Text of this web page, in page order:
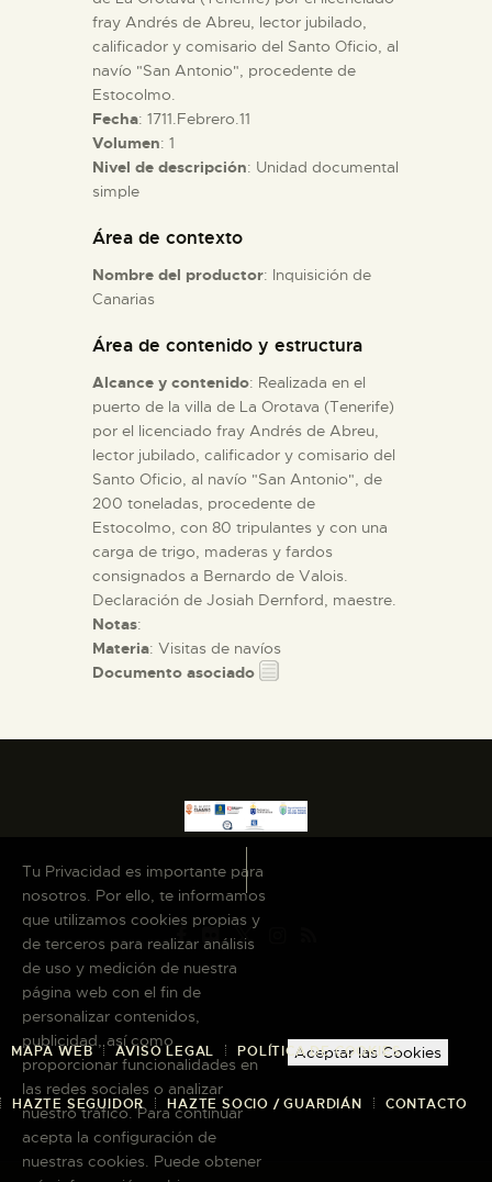
EL MUSEO
COLECCIONES
DIDÁCTICA
fray Andrés de Abreu, lector jubilado,
calificador y comisario del Santo Oficio, al
navío "San Antonio", procedente de
Estocolmo.
Fecha: 1711.Febrero.11
Volumen: 1
Nivel de descripción: Unidad documental
simple
Área de contexto
Nombre del productor: Inquisición de
Canarias
Área de contenido y estructura
Alcance y contenido: Realizada en el
puerto de la villa de La Orotava (Tenerife)
por el licenciado fray Andrés de Abreu,
lector jubilado, calificador y comisario del
Santo Oficio, al navío "San Antonio", de
200 toneladas, procedente de
Estocolmo, con 80 tripulantes y con una
carga de trigo, maderas y fardos
consignados a Bernardo de Valois.
Declaración de Josiah Dernford, maestre.
Notas:
Materia: Visitas de navíos
Documento asociado
MAPA WEB AVISO LEGAL POLÍTICA DE COOKIES
HAZTE SEGUIDOR HAZTE SOCIO / GUARDIÁN CONTACTO
Tu Privacidad es importante para
nosotros. Por ello, te informamos
que utilizamos cookies propias y
de terceros para realizar análisis
de uso y medición de nuestra
página web con el fin de
personalizar contenidos,
publicidad, así como
proporcionar funcionalidades en
las redes sociales o analizar
nuestro tráfico. Para continuar
acepta la configuración de
nuestras cookies. Puede obtener
Aceptar las Cookies